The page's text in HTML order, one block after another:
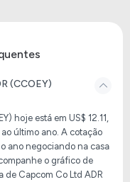
(CCOEY)
hoje está em US$ 12.11,
último ano. A cotação
ano negociando na casa
o gráfico de
de Capcom Co Ltd ADR